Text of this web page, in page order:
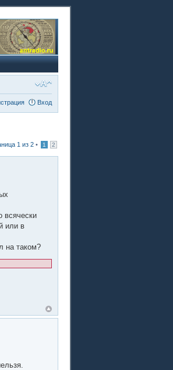
Вход
1 из 2 • 1 2
всячески
или в
на таком?